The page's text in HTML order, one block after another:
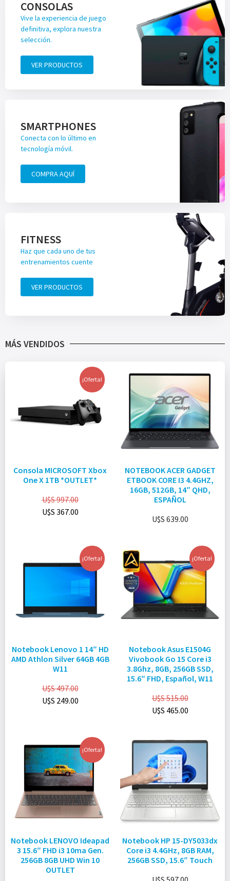
CONSOLAS
Vive la experiencia de juego
definitiva, explora nuestra
selección.
VER PRODUCTOS
SMARTPHONES
Conecta con lo último en
tecnología móvil.
COMPRA AQUÍ
FITNESS
Haz que cada uno de tus
entrenamientos cuente
VER PRODUCTOS
MÁS VENDIDOS
¡Oferta!
Consola MICROSOFT Xbox
One X 1TB *OUTLET*
U$S997.00
U$S 367.00
NOTEBOOK ACER GADGET
ETBOOK CORE I3 4.4GHZ,
16GB, 512GB, 14″ QHD,
ESPAÑOL
U$S 639.00
¡Oferta!
Notebook Lenovo 1 14″ HD
AMD Athlon Silver 64GB 4GB
W11
U$S497.00
U$S 249.00
¡Oferta!
Notebook Asus E1504G
Vivobook Go 15 Core i3
3.8Ghz, 8GB, 256GB SSD,
15.6″ FHD, Español, W11
U$S515.00
U$S 465.00
¡Oferta!
Notebook LENOVO Ideapad
3 15.6″ FHD i3 10ma Gen.
256GB 8GB UHD Win 10
OUTLET
Notebook HP 15-DY5033dx
Core i3 4.4GHz, 8GB RAM,
256GB SSD, 15.6″ Touch